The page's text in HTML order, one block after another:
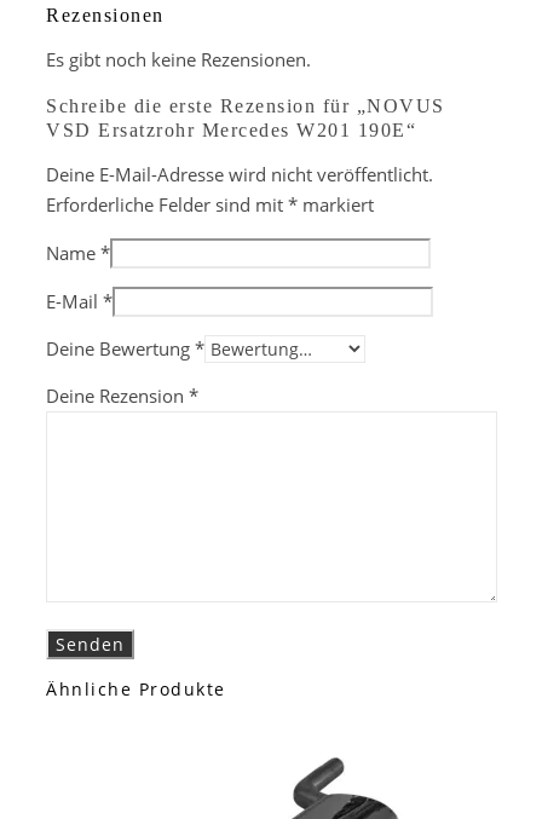
Rezensionen
Es gibt noch keine Rezensionen.
Schreibe die erste Rezension für „NOVUS
VSD Ersatzrohr Mercedes W201 190E“
Deine E-Mail-Adresse wird nicht veröffentlicht.
Erforderliche Felder sind mit * markiert
Name *
E-Mail *
Deine Bewertung *
Deine Rezension *
Ähnliche Produkte